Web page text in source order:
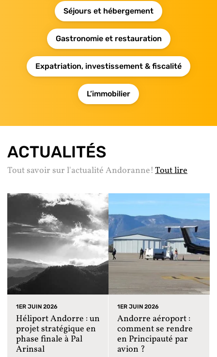
Séjours et hébergement
Gastronomie et restauration
Expatriation, investissement & fiscalité
L’immobilier
ACTUALITÉS
Tout savoir sur l'actualité Andoranne! Tout lire
1ER JUIN 2026
Héliport Andorre : un
projet stratégique en
phase finale à Pal
Arinsal
1ER JUIN 2026
Andorre aéroport :
comment se rendre
en Principauté par
avion ?